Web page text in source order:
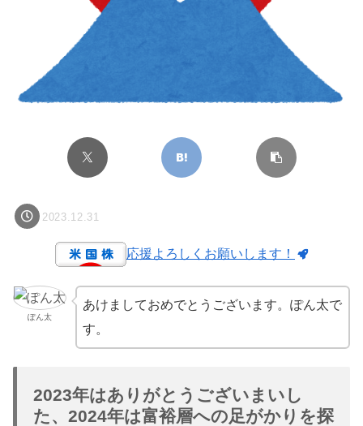
2023.12.31
応援よろしくお願いします！
ぽん太
あけましておめでとうございます。ぽん太で
す。
2023年はありがとうございまいし
た、2024年は富裕層への足がかりを探